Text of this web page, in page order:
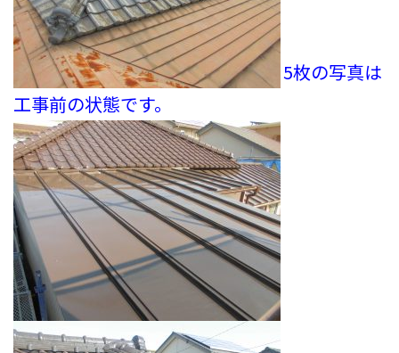
5枚の写真は
工事前の状態です。